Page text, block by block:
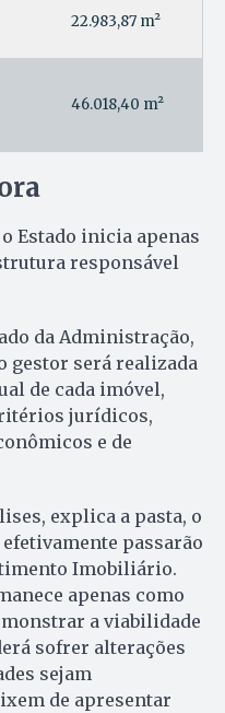
22.983,87 m²
46.018,40 m²
Estado inicia apenas
responsável
da Administração,
gestor será realizada
de cada imóvel,
jurídicos,
e de
explica a pasta, o
passarão
Imobiliário.
apenas como
a viabilidade
sofrer alterações
sejam
de apresentar